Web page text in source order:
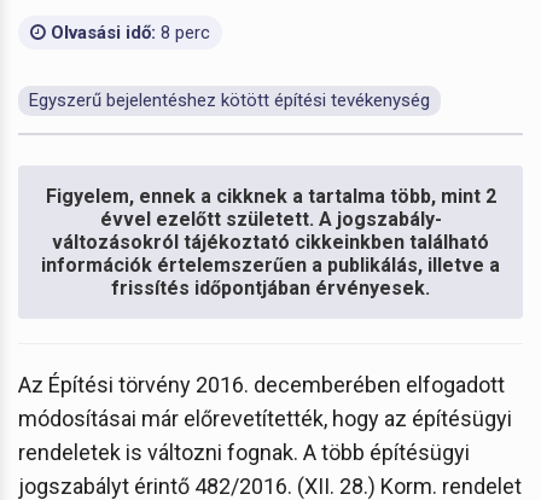
Olvasási idő: 8 perc
Egyszerű bejelentéshez kötött építési tevékenység
Figyelem, ennek a cikknek a tartalma több, mint 2
évvel ezelőtt született. A jogszabály-
változásokról tájékoztató cikkeinkben található
információk értelemszerűen a publikálás, illetve a
frissítés időpontjában érvényesek.
Az Építési törvény 2016. decemberében elfogadott
módosításai már előrevetítették, hogy az építésügyi
rendeletek is változni fognak. A több építésügyi
jogszabályt érintő 482/2016. (XII. 28.) Korm. rendelet